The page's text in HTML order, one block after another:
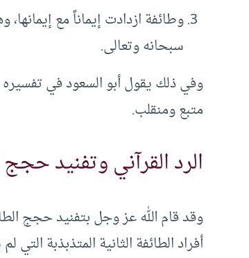
وطائفة ازدادت إيماناً مع
سبحانه وتعالى.
وفي ذلك يقول أبو السعود في تفسيره (5/ 207):
متبع ومنقلب.
الرد القرآني وتفنيد
وقد قام الله عز وجل بتفنيد حجج
أفراد الطائفة الثانية المتذبذبة التي